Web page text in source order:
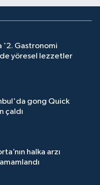
'2. Gastronomi
yöresel lezzetler
gong Quick
çaldı
halka arzı